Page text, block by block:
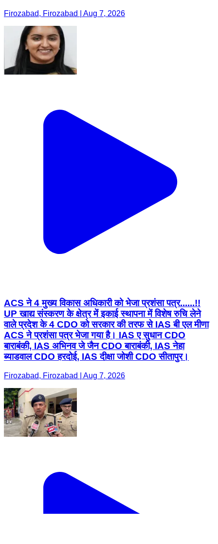
Firozabad, Firozabad | Aug 7, 2026
ACS ने 4 मुख्य विकास अधिकारी को भेजा प्रशंसा पत्र......!!
UP खाद्य संस्करण के क्षेत्र में इकाई स्थापना में विशेष रुचि लेने
वाले प्रदेश के 4 CDO को सरकार की तरफ से IAS बी एल मीणा
ACS ने प्रशंसा पत्र भेजा गया है। IAS ए सुधान CDO
बाराबंकी, IAS अभिनव जे जैन CDO बाराबंकी, IAS नेहा
ब्याडवाल CDO हरदोई, IAS दीक्षा जोशी CDO सीतापुर।
Firozabad, Firozabad | Aug 7, 2026